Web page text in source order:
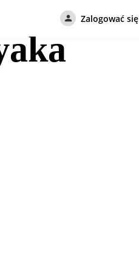
Zalogować się